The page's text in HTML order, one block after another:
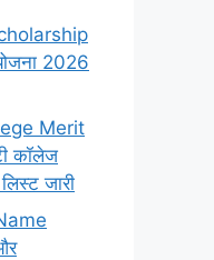
2026
Merit
कॉलेज
जारी